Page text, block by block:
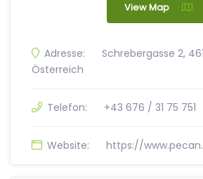
View Map
Adresse:
Schrebergasse 2,
Österreich
Telefon: +43 676 / 31 75 751
Website: https://